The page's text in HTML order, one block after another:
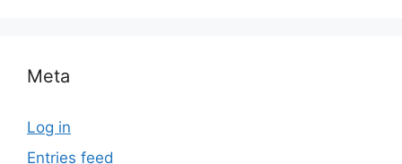
Meta
Log in
Entries feed